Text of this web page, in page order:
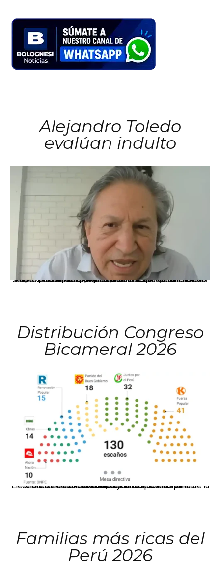
Alejandro Toledo
evalúan indulto
La presidenta Keiko Fujimori informó que la solicitud de indulto presentada por el expresidente Alejandro Toledo será evaluada por la Comisión de Gracias Presidenciales conforme al procedimiento establecido.
Distribución Congreso
Bicameral 2026
El JNE oficializó la distribución de escaños para la elección de 60 senadores y 130 diputados en las Elecciones Generales 2026, tras el restablecimiento de la Bicameralidad.
Familias más ricas del
Perú 2026